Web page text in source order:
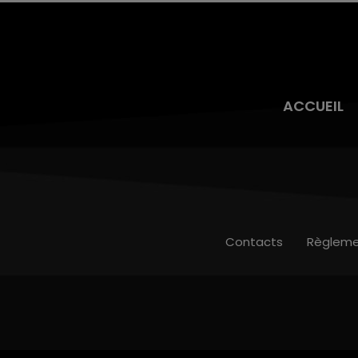
ACCUEIL
Contacts